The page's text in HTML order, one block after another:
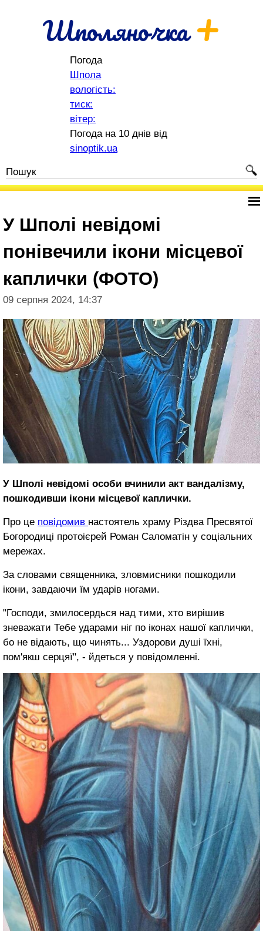
Шполяночка+
Погода
Шпола
вологість:
тиск:
вітер:
Погода на 10 днів від
sinoptik.ua
У Шполі невідомі
понівечили ікони місцевої
каплички (ФОТО)
09 серпня 2024, 14:37
У Шполі невідомі особи вчинили акт вандалізму,
пошкодивши ікони місцевої каплички.
Про це повідомив настоятель храму Різдва Пресвятої
Богородиці протоієрей Роман Саломатін у соціальних
мережах.
За словами священника, зловмисники пошкодили
ікони, завдаючи їм ударів ногами.
"Господи, змилосердься над тими, хто вирішив
зневажати Тебе ударами ніг по іконах нашої каплички,
бо не відають, що чинять... Уздорови душі їхні,
пом'якш серцяї", - йдеться у повідомленні.